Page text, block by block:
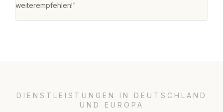
weiterempfehlen!"
DIENSTLEISTUNGEN IN DEUTSCHLAND
UND EUROPA